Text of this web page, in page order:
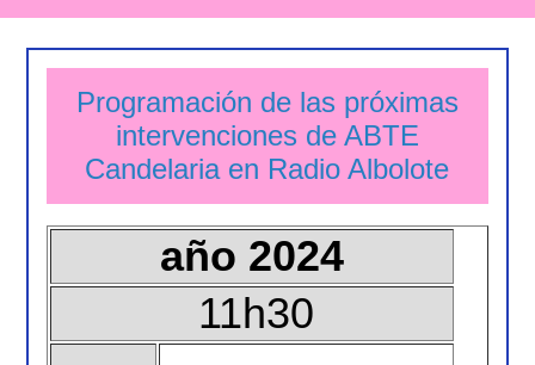
Restaurante Pilar del Toro (Granada)
Otros Servicios
Librería Técnica (España)
Pinceladas (España)
Calortek (Granada)
Libreria Don Bosco (Granada)
Salud
Cristina Melgar Tovar (Granada)
Farmacia Mónica (Granada)
Férriz Trainer (Ourense)
Programación de las próximas
intervenciones de ABTE
Candelaria en Radio Albolote
año 2024
11h30